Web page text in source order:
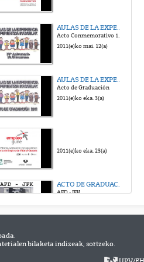
Acto de Graduación 2014
AULAS DE LA EXPERIENCIA
2011(e)ko mai. 12(a)
AULAS DE LA EXPERIENCIA
Acto de Graduación
2011(e)ko eka. 3(a)
2011(e)ko eka. 23(a)
ACTO DE GRADUACION 2011
AFD - JFK
Acto de Graduación 2011
bilaketa indizeak, sortzeko.